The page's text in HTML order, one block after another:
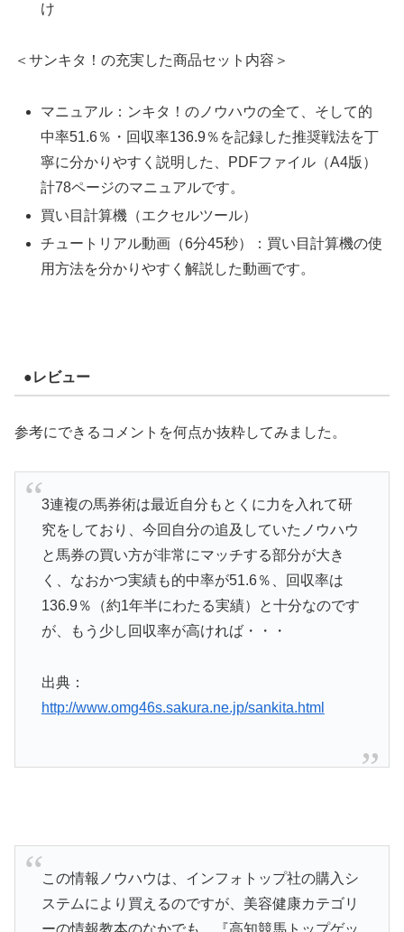
け
＜サンキタ！の充実した商品セット内容＞
マニュアル：ンキタ！のノウハウの全て、そして的
中率51.6％・回収率136.9％を記録した推奨戦法を丁
寧に分かりやすく説明した、PDFファイル（A4版）
計78ページのマニュアルです。
買い目計算機（エクセルツール）
チュートリアル動画（6分45秒）：買い目計算機の使
用方法を分かりやすく解説した動画です。
●レビュー
参考にできるコメントを何点か抜粋してみました。
3連複の馬券術は最近自分もとくに力を入れて研
究をしており、今回自分の追及していたノウハウ
と馬券の買い方が非常にマッチする部分が大き
く、なおかつ実績も的中率が51.6％、回収率は
136.9％（約1年半にわたる実績）と十分なのです
が、もう少し回収率が高ければ・・・
出典：
http://www.omg46s.sakura.ne.jp/sankita.html
この情報ノウハウは、インフォトップ社の購入シ
ステムにより買えるのですが、美容健康カテゴリ
ーの情報教本のなかでも、『高知競馬トップゲッ